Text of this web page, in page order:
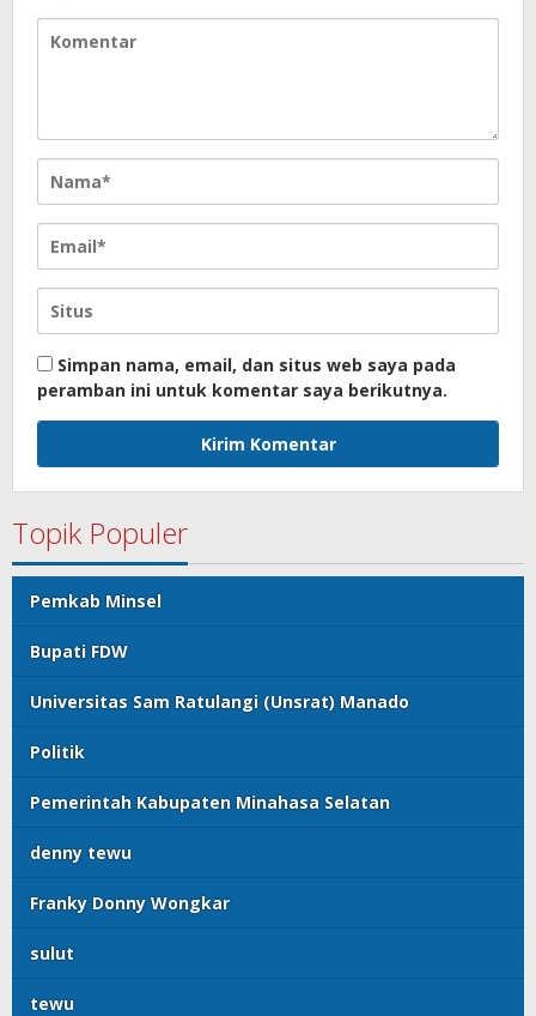
Simpan nama, email, dan situs web saya pada
peramban ini untuk komentar saya berikutnya.
Topik Populer
Pemkab Minsel
Bupati FDW
Universitas Sam Ratulangi (Unsrat) Manado
Politik
Pemerintah Kabupaten Minahasa Selatan
denny tewu
Franky Donny Wongkar
sulut
tewu